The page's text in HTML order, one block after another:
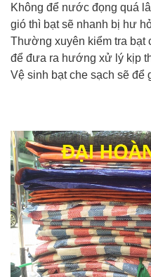
Không để nước đọng quá
gió thì bạt sẽ nhanh bị hư
Thường xuyên kiểm tra bạt
để đưa ra hướng xử lý kịp
Vệ sinh bạt che sạch sẽ để